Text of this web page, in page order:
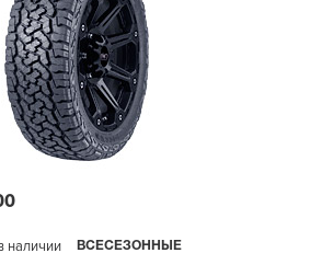
наличии ВСЕСЕЗОННЫЕ